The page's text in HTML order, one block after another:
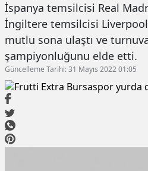
İspanya temsilcisi Real
İngiltere temsilcisi
mutlu sona ulaştı ve
şampiyonluğunu elde etti.
Güncelleme Tarihi: 31 Mayıs 2022 01:05